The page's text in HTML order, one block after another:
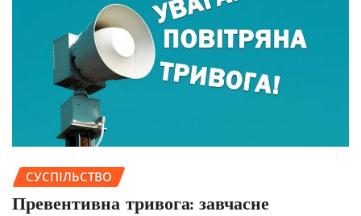
СУСПІЛЬСТВО
Превентивна тривога: завчасне